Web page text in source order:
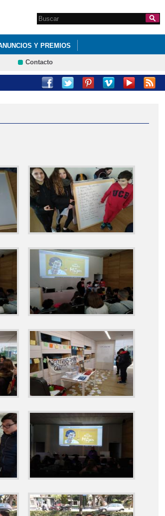
Formulario de
búsqueda
Search this site
Y PREMIOS
Contacto